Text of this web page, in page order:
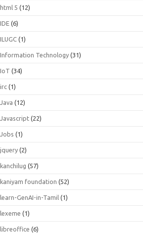
html 5 (12)
IDE (6)
ILUGC (1)
Information Technology (31)
IoT (34)
irc (1)
Java (12)
Javascript (22)
Jobs (1)
jquery (2)
kanchilug (57)
kaniyam foundation (52)
learn-GenAI-in-Tamil (1)
lexeme (1)
libreoffice (6)